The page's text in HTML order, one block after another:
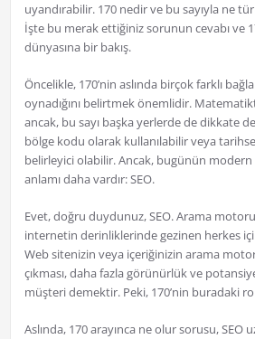
uyandırabilir. 170 nedir ve bu sayıyla ne
İşte bu merak ettiğiniz sorunun cevabı ve
dünyasına bir bakış.
Öncelikle, 170’nin aslında birçok farklı
oynadığını belirtmek önemlidir.
ancak, bu sayı başka yerlerde de dikkate
bölge kodu olarak kullanılabilir veya
belirleyici olabilir. Ancak, bugünün modern
anlamı daha vardır: SEO.
Evet, doğru duydunuz, SEO. Arama
internetin derinliklerinde gezinen herkes
Web sitenizin veya içeriğinizin arama
çıkması, daha fazla görünürlük ve
müşteri demektir. Peki, 170’nin buradaki
Aslında, 170 arayınca ne olur sorusu, SEO